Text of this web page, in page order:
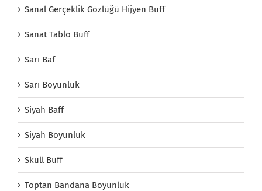
Sanal Gerçeklik Gözlüğü Hijyen Buff
Sanat Tablo Buff
Sarı Baf
Sarı Boyunluk
Siyah Baff
Siyah Boyunluk
Skull Buff
Toptan Bandana Boyunluk